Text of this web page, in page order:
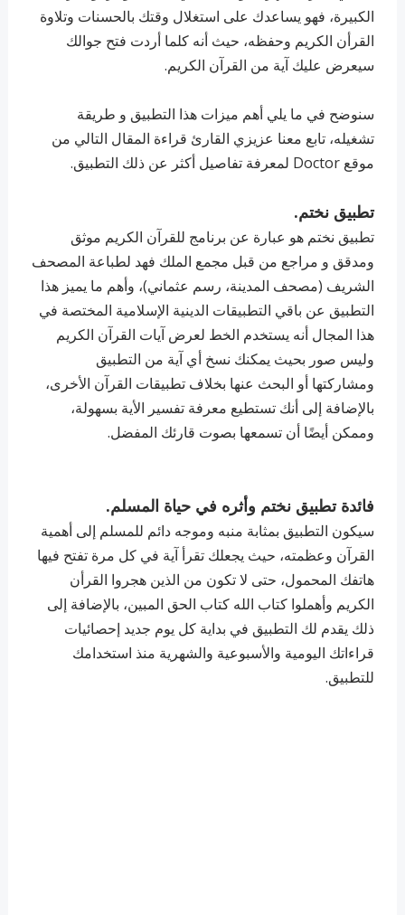
الكبيرة، فهو يساعدك على استغلال وقتك بالحسنات وتلاوة
القرأن الكريم وحفظه، حيث أنه كلما أردت فتح جوالك
سيعرض عليك آية من القرآن الكريم.
سنوضح في ما يلي أهم ميزات هذا التطبيق و طريقة
تشغيله، تابع معنا عزيزي القارئ قراءة المقال التالي من
موقع Doctor لمعرفة تفاصيل أكثر عن ذلك التطبيق.
تطبيق نختم.
تطبيق نختم هو عبارة عن برنامج للقرآن الكريم موثق
ومدقق و مراجع من قبل مجمع الملك فهد لطباعة المصحف
الشريف (مصحف المدينة، رسم عثماني)، وأهم ما يميز هذا
التطبيق عن باقي التطبيقات الدينية الإسلامية المختصة في
هذا المجال أنه يستخدم الخط لعرض آيات القرآن الكريم
وليس صور بحيث يمكنك نسخ أي آية من التطبيق
ومشاركتها أو البحث عنها بخلاف تطبيقات القرآن الأخرى،
بالإضافة إلى أنك تستطيع معرفة تفسير الأية بسهولة،
وممكن أيضًا أن تسمعها بصوت قارئك المفضل.
فائدة تطبيق نختم وأثره في حياة المسلم.
سيكون التطبيق بمثابة منبه وموجه دائم للمسلم إلى أهمية
القرآن وعظمته، حيث يجعلك تقرأ آية في كل مرة تفتح فيها
هاتفك المحمول، حتى لا تكون من الذين هجروا القرأن
الكريم وأهملوا كتاب الله كتاب الحق المبين، بالإضافة إلى
ذلك يقدم لك التطبيق في بداية كل يوم جديد إحصائيات
قراءاتك اليومية والأسبوعية والشهرية منذ استخدامك
للتطبيق.